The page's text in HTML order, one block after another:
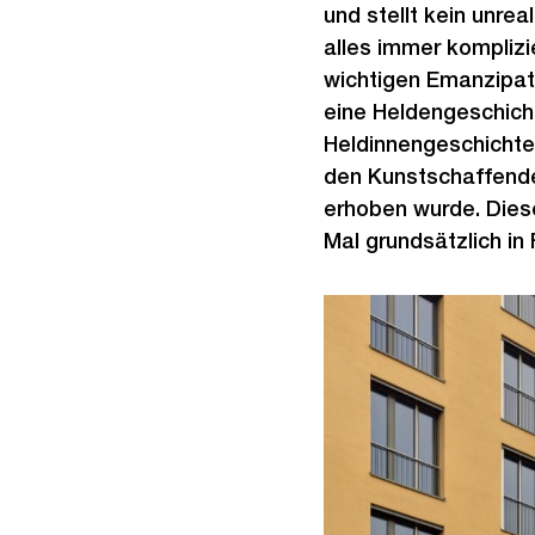
und stellt kein
alles immer
wichtigen
eine
den
erhoben wurde.
Mal grundsätzlich